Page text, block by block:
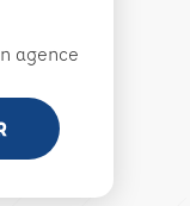
agence